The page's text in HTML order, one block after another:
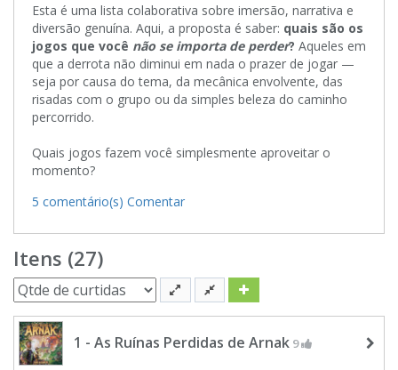
Esta é uma lista colaborativa sobre imersão, narrativa e
diversão genuína. Aqui, a proposta é saber: quais são os
jogos que você não se importa de perder? Aqueles em
que a derrota não diminui em nada o prazer de jogar —
seja por causa do tema, da mecânica envolvente, das
risadas com o grupo ou da simples beleza do caminho
percorrido.
Quais jogos fazem você simplesmente aproveitar o
momento?
5 comentário(s) Comentar
Itens (27)
1 - As Ruínas Perdidas de Arnak 9